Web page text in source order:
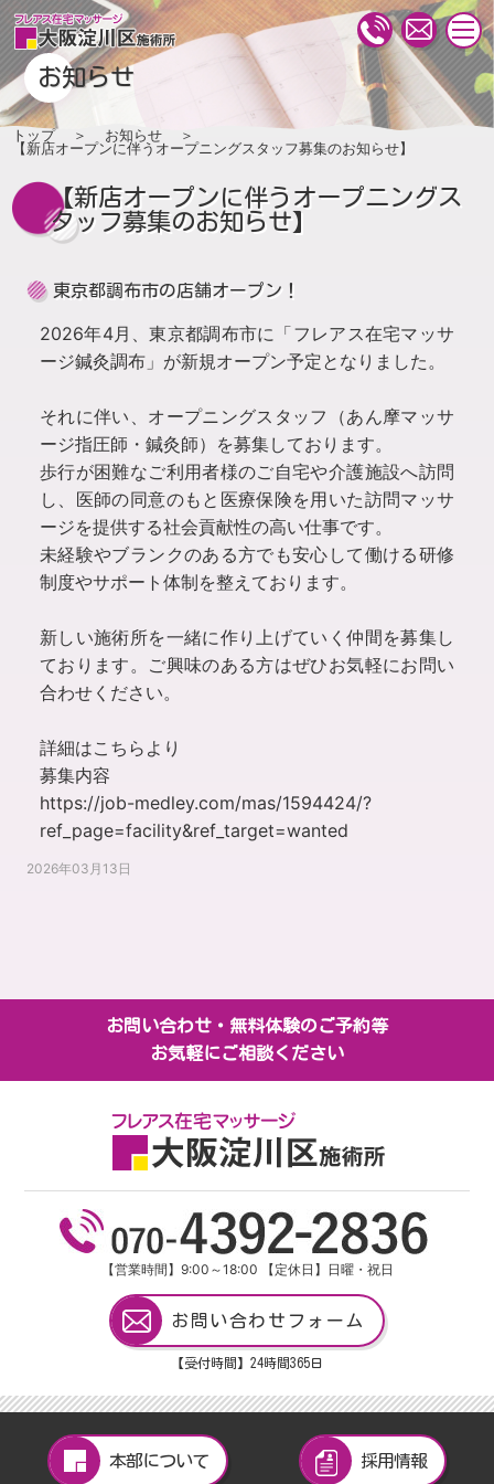
お知らせ
トップ
お知らせ
【新店オープンに伴うオープニングスタッフ募集のお知らせ】
【新店オープンに伴うオープニングス
タッフ募集のお知らせ】
東京都調布市の店舗オープン！
2026年4月、東京都調布市に「フレアス在宅マッサ
ージ鍼灸調布」が新規オープン予定となりました。
それに伴い、オープニングスタッフ（あん摩マッサ
ージ指圧師・鍼灸師）を募集しております。
歩行が困難なご利用者様のご自宅や介護施設へ訪問
し、医師の同意のもと医療保険を用いた訪問マッサ
ージを提供する社会貢献性の高い仕事です。
未経験やブランクのある方でも安心して働ける研修
制度やサポート体制を整えております。
新しい施術所を一緒に作り上げていく仲間を募集し
ております。ご興味のある方はぜひお気軽にお問い
合わせください。
詳細はこちらより
募集内容
https://job-medley.com/mas/1594424/?
ref_page=facility&ref_target=wanted
2026年03月13日
お問い合わせ・無料体験のご予約等
お気軽にご相談ください
【営業時間】9:00～18:00 【定休日】日曜・祝日
お問い合わせフォーム
【受付時間】24時間365日
本部について 採用情報